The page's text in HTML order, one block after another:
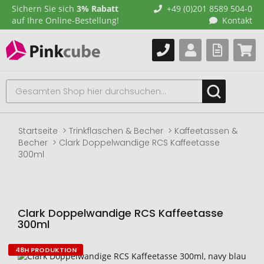
Sichern Sie sich 3% Rabatt
auf Ihre Online-Bestellung!
+49 (0)201 8589 504-0
Kontakt
Startseite Trinkflaschen & Becher
Kaffeetassen &
Becher
Clark Doppelwandige RCS Kaffeetasse
300ml
Clark Doppelwandige RCS Kaffeetasse
300ml
Zum
48H PRODUKTION